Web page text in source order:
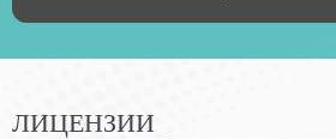
ЛИЦЕНЗИИ